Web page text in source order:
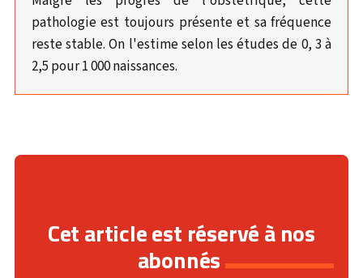
pathologie est toujours présente et sa fréquence
reste stable. On l'estime selon les études de 0, 3 à
2,5 pour 1 000 naissances.
Cet article est réservé à nos
abonnés